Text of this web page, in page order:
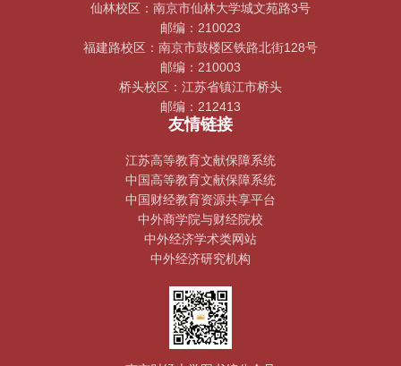
仙林校区：南京市仙林大学城文苑路3号
邮编：210023
福建路校区：南京市鼓楼区铁路北街128号
邮编：210003
桥头校区：江苏省镇江市桥头
邮编：212413
友情链接
江苏高等教育文献保障系统
中国高等教育文献保障系统
中国财经教育资源共享平台
中外商学院与财经院校
中外经济学术类网站
中外经济研究机构